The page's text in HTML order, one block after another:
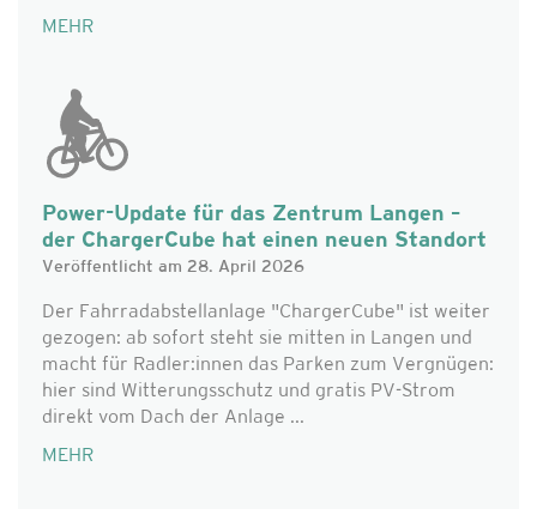
MEHR
Power-Update für das Zentrum Langen –
der ChargerCube hat einen neuen Standort
Veröffentlicht am 28. April 2026
Der Fahrradabstellanlage "ChargerCube" ist weiter
gezogen: ab sofort steht sie mitten in Langen und
macht für Radler:innen das Parken zum Vergnügen:
hier sind Witterungsschutz und gratis PV-Strom
direkt vom Dach der Anlage ...
MEHR